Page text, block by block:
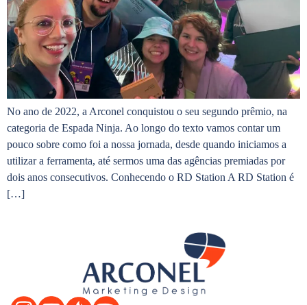
No ano de 2022, a Arconel conquistou o seu segundo prêmio, na
categoria de Espada Ninja. Ao longo do texto vamos contar um
pouco sobre como foi a nossa jornada, desde quando iniciamos a
utilizar a ferramenta, até sermos uma das agências premiadas por
dois anos consecutivos. Conhecendo o RD Station A RD Station é
[…]